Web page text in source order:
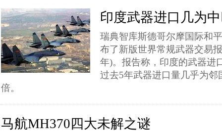
印度武器进口几为
瑞典智库斯德哥尔摩国际和
布了新版世界常规武器交易
年)。报告称，印度的武器进
过去5年武器进口量几乎为邻
倍。
马航MH370四大未解之谜